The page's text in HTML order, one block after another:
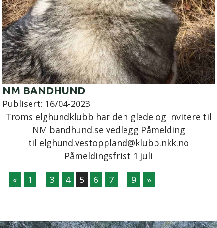
NM BANDHUND
Publisert: 16/04-2023
Troms elghundklubb har den glede og invitere til
NM bandhund,se vedlegg Påmelding
til elghund.vestoppland@klubb.nkk.no
Påmeldingsfrist 1.juli
« 1 3 4 5 6 7 9 »